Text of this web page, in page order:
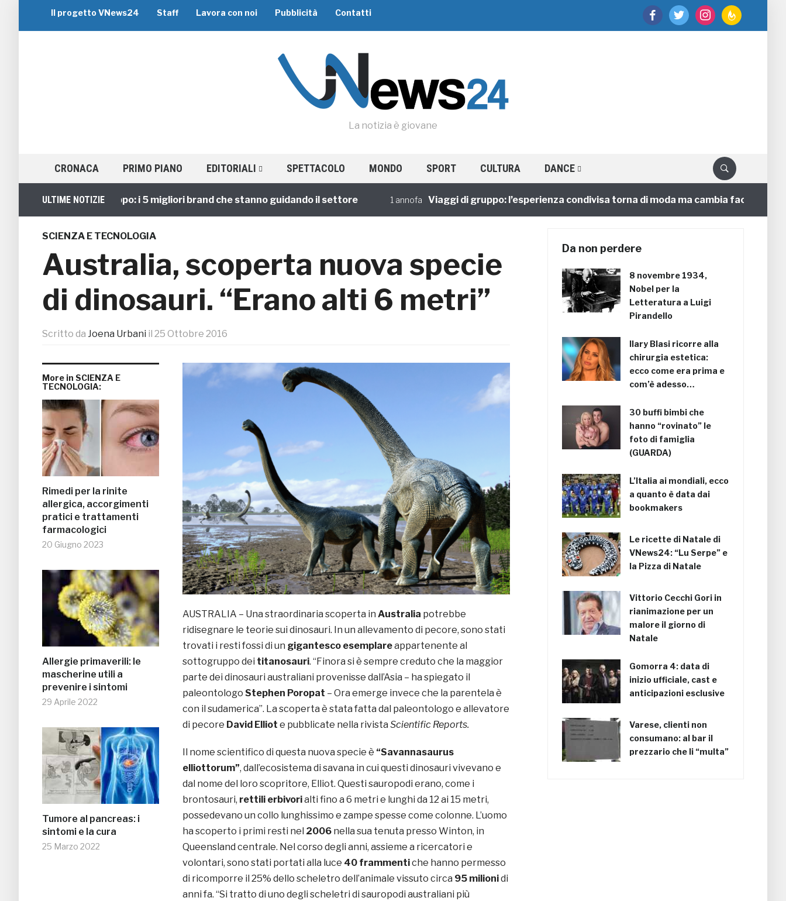
facebooktwitter instagramfeedburner
Il progetto VNews24 Staff Lavora con noi Pubblicità Contatti
La notizia è giovane
CRONACA PRIMO PIANO EDITORIALI SPETTACOLO MONDO SPORT CULTURA DANCE
ULTIME NOTIZIE
Viaggi di Gruppo: i 5 migliori brand che stanno guidando il settore 1 annofa Viaggi di gruppo: l’esperienza condivisa torna di moda ma cambia faccia
SCIENZA E TECNOLOGIA
Australia, scoperta nuova specie
di dinosauri. “Erano alti 6 metri”
Scritto da Joena Urbani il 25 Ottobre 2016
More in SCIENZA E
TECNOLOGIA:
Rimedi per la rinite
allergica, accorgimenti
pratici e trattamenti
farmacologici
20 Giugno 2023
Allergie primaverili: le
mascherine utili a
prevenire i sintomi
29 Aprile 2022
Tumore al pancreas: i
sintomi e la cura
25 Marzo 2022
AUSTRALIA – Una straordinaria scoperta in Australia potrebbe
ridisegnare le teorie sui dinosauri. In un allevamento di pecore, sono stati
trovati i resti fossi di un gigantesco esemplareappartenente al
sottogruppo dei titanosauri. “Finora si è sempre creduto che la maggior
parte dei dinosauri australiani provenisse dall’Asia – ha spiegato il
paleontologo Stephen Poropat – Ora emerge invece che la parentela è
con il sudamerica”. La scoperta è stata fatta dal paleontologo e allevatore
di pecore David Elliot e pubblicate nella rivista Scientific Reports.
Il nome scientifico di questa nuova specie è “Savannasaurus
elliottorum”, dall’ecosistema di savana in cui questi dinosauri vivevano e
dal nome del loro scopritore, Elliot. Questi sauropodi erano, come i
brontosauri, rettili erbivorialti fino a 6 metri e lunghi da 12 ai 15 metri,
possedevano un collo lunghissimo e zampe spesse come colonne. L’uomo
ha scoperto i primi resti nel 2006 nella sua tenuta presso Winton, in
Queensland centrale. Nel corso degli anni, assieme a ricercatori e
volontari, sono stati portati alla luce 40 frammentiche hanno permesso
di ricomporre il 25% dello scheletro dell’animale vissuto circa 95 milionidi
anni fa. “Si tratto di uno degli scheletri di sauropodi australiani più
Da non perdere
8 novembre 1934,
Nobel per la
Letteratura a Luigi
Pirandello
Ilary Blasi ricorre alla
chirurgia estetica:
ecco come era prima e
com’è adesso…
30 buffi bimbi che
hanno “rovinato” le
foto di famiglia
(GUARDA)
L’Italia ai mondiali, ecco
a quanto è data dai
bookmakers
Le ricette di Natale di
VNews24: “Lu Serpe” e
la Pizza di Natale
Vittorio Cecchi Gori in
rianimazione per un
malore il giorno di
Natale
Gomorra 4: data di
inizio ufficiale, cast e
anticipazioni esclusive
Varese, clienti non
consumano: al bar il
prezzario che li “multa”